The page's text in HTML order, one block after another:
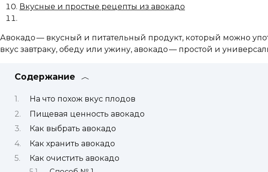
Вкусные и простые рецепты из авокадо
Авокадо — вкусный и питательный продукт, который можно
вкус завтраку, обеду или ужину, авокадо — простой и
Содержание
На что похож вкус плодов
Пищевая ценность авокадо
Как выбрать авокадо
Как хранить авокадо
Как очистить авокадо